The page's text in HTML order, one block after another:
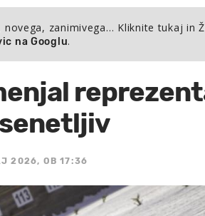
zanimivega… Kliknite tukaj in
na Googlu.
2026, OB 17:36